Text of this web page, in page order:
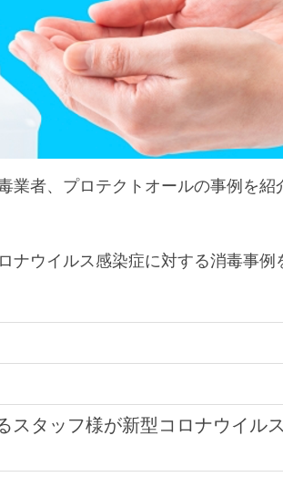
業者、プロテクトオールの事例を紹
ナウイルス感染症に対する消毒事例
スタッフ様が新型コロナウイルス